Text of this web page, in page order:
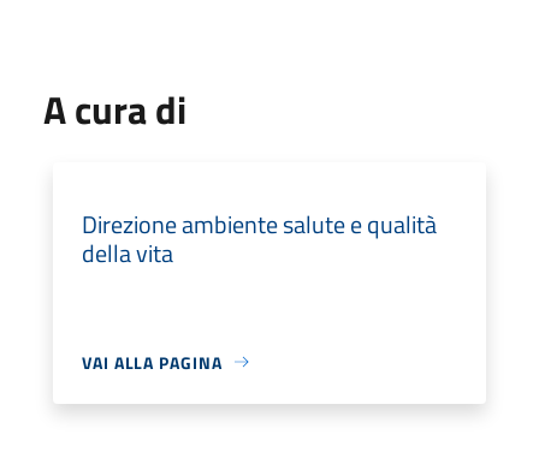
A cura di
Direzione ambiente salute e qualità
della vita
VAI ALLA PAGINA